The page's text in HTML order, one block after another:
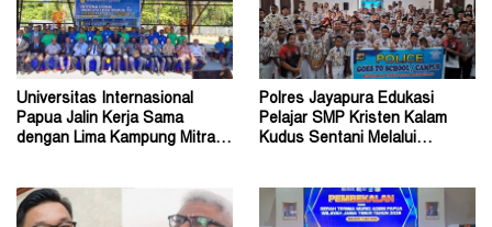
Universitas Internasional
Papua Jalin Kerja Sama
dengan Lima Kampung Mitra di
Polres Jayapura Edukasi
Pelajar SMP Kristen Kalam
Kudus Sentani Melalui